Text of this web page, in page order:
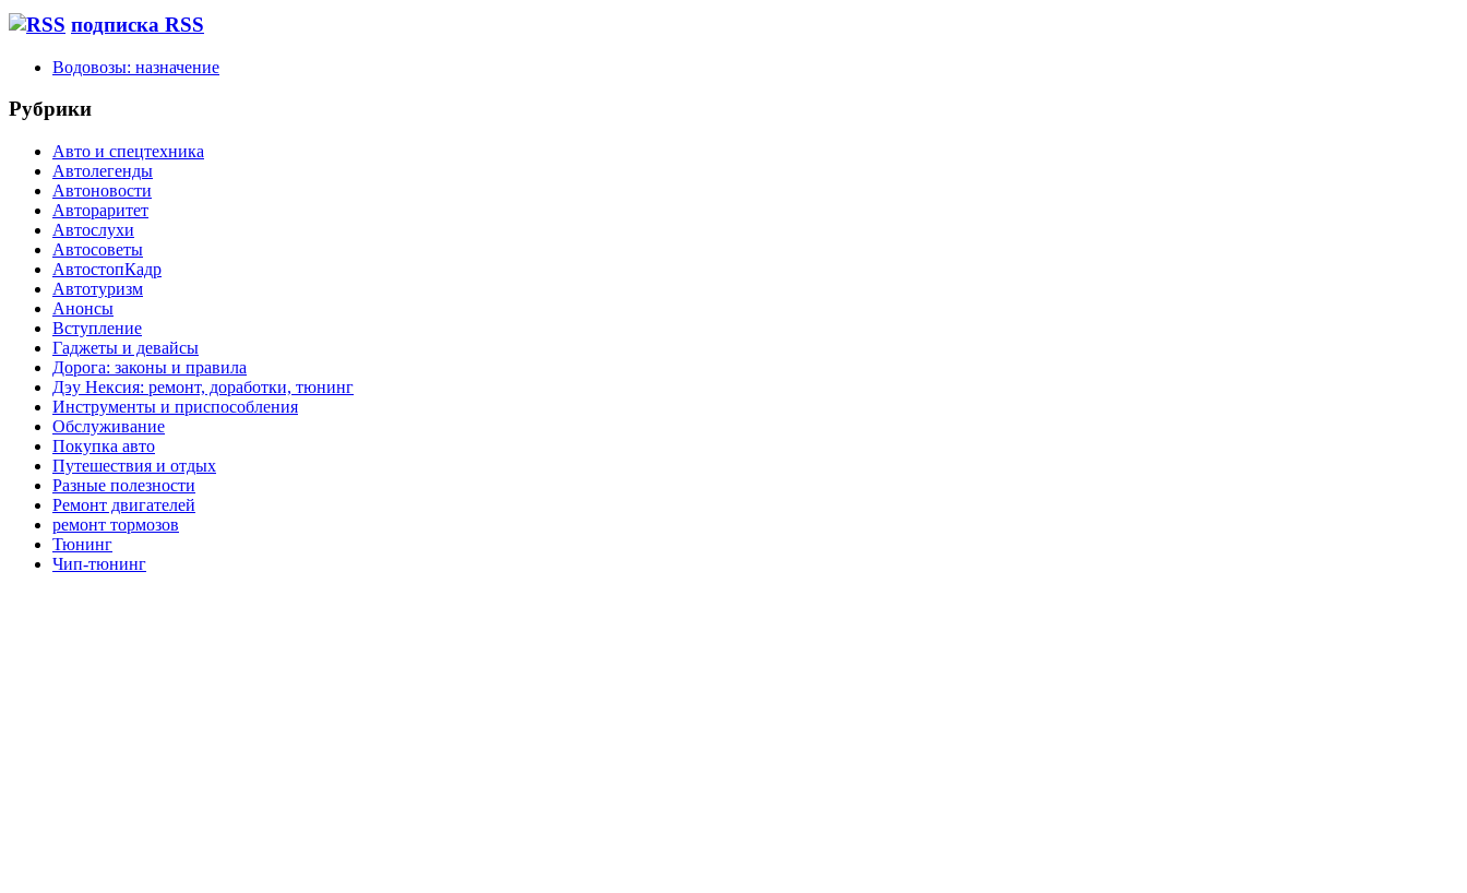
подписка RSS
Водовозы: назначение
Рубрики
Авто и спецтехника
Автолегенды
Автоновости
Автораритет
Автослухи
Автосоветы
АвтостопКадр
Автотуризм
Анонсы
Вступление
Гаджеты и девайсы
Дорога: законы и правила
Дэу Нексия: ремонт, доработки, тюнинг
Инструменты и приспособления
Обслуживание
Покупка авто
Путешествия и отдых
Разные полезности
Ремонт двигателей
ремонт тормозов
Тюнинг
Чип-тюнинг